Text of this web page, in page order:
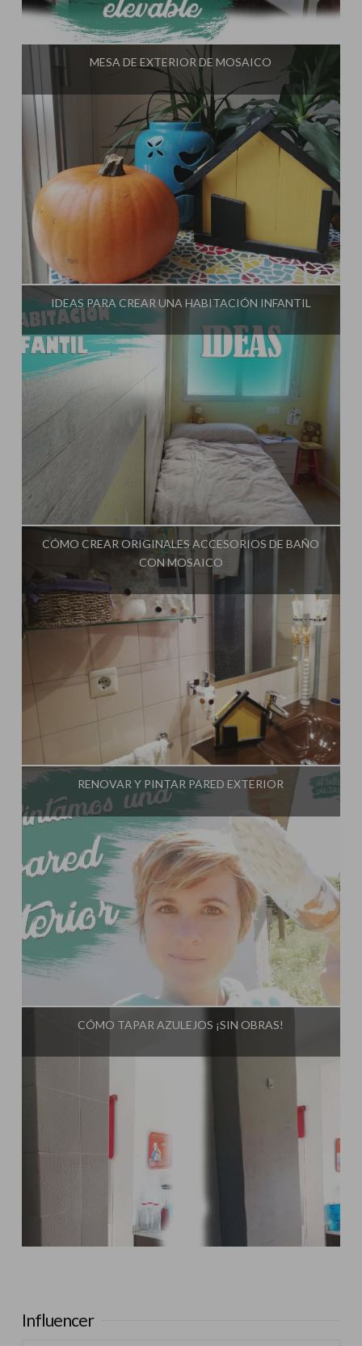
Influencer:El Taller de Ire
MESA DE EXTERIOR DE MOSAICO
Influencer:El Taller de Ire
IDEAS PARA CREAR UNA HABITACIÓN INFANTIL
Influencer: El Taller de Ire
CÓMO CREAR ORIGINALES ACCESORIOS DE BAÑO
CON MOSAICO
Influencer:El Taller de Ire
RENOVAR Y PINTAR PARED EXTERIOR
El Taller de Ire
CÓMO TAPAR AZULEJOS ¡SIN OBRAS!
Influencer:
Influencer